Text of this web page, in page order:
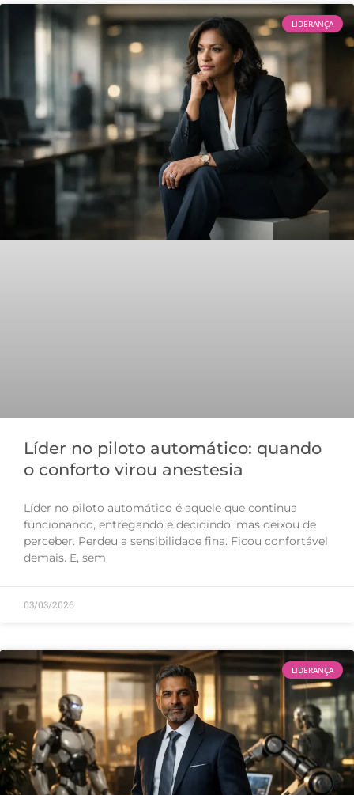
LIDERANÇA
Líder no piloto automático: quando
o conforto virou anestesia
Líder no piloto automático é aquele que continua
funcionando, entregando e decidindo, mas deixou de
perceber. Perdeu a sensibilidade fina. Ficou confortável
demais. E, sem
03/03/2026
LIDERANÇA